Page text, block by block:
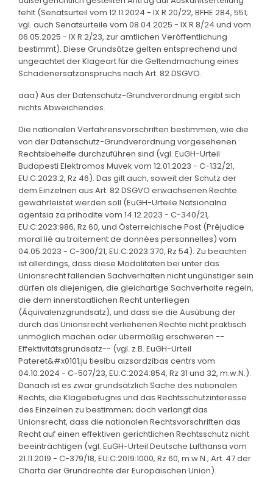
fehlt (Senatsurteil vom 12.11.2024 - IX R 20/22, BFHE 284, 551;
vgl. auch Senatsurteile vom 08.04.2025 - IX R 8/24 und vom
06.05.2025 - IX R 2/23, zur amtlichen Veröffentlichung
bestimmt). Diese Grundsätze gelten entsprechend und
ungeachtet der Klageart für die Geltendmachung eines
Schadenersatzanspruchs nach Art. 82 DSGVO.
aaa) Aus der Datenschutz-Grundverordnung ergibt sich
nichts Abweichendes.
Die nationalen Verfahrensvorschriften bestimmen, wie die
von der Datenschutz-Grundverordnung vorgesehenen
Rechtsbehelfe durchzuführen sind (vgl. EuGH-Urteil
Budapesti Elektromos Muvek vom 12.01.2023 - C-132/21,
EU:C:2023:2, Rz 46). Das gilt auch, soweit der Schutz der
dem Einzelnen aus Art. 82 DSGVO erwachsenen Rechte
gewährleistet werden soll (EuGH-Urteile Natsionalna
agentsia za prihodite vom 14.12.2023 - C-340/21,
EU:C:2023:986, Rz 60, und Österreichische Post (Préjudice
moral lié au traitement de données personnelles) vom
04.05.2023 - C-300/21, EU:C:2023:370, Rz 54). Zu beachten
ist allerdings, dass diese Modalitäten bei unter das
Unionsrecht fallenden Sachverhalten nicht ungünstiger sein
dürfen als diejenigen, die gleichartige Sachverhalte regeln,
die dem innerstaatlichen Recht unterliegen
(Äquivalenzgrundsatz), und dass sie die Ausübung der
durch das Unionsrecht verliehenen Rechte nicht praktisch
unmöglich machen oder übermäßig erschweren --
Effektivitätsgrundsatz-- (vgl. z.B. EuGH-Urteil
Pateret&#x0101;ju tiesibu aizsardzibas centrs vom
04.10.2024 - C-507/23, EU:C:2024:854, Rz 31 und 32, m.w.N.).
Danach ist es zwar grundsätzlich Sache des nationalen
Rechts, die Klagebefugnis und das Rechtsschutzinteresse
des Einzelnen zu bestimmen; doch verlangt das
Unionsrecht, dass die nationalen Rechtsvorschriften das
Recht auf einen effektiven gerichtlichen Rechtsschutz nicht
beeinträchtigen (vgl. EuGH-Urteil Deutsche Lufthansa vom
21.11.2019 - C-379/18, EU:C:2019:1000, Rz 60, m.w.N.; Art. 47 der
Charta der Grundrechte der Europäischen Union).